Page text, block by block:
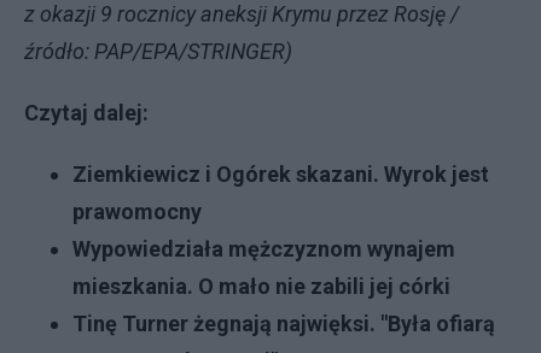
z okazji 9 rocznicy aneksji Krymu przez Rosję /
źródło: PAP/EPA/STRINGER)
Czytaj dalej:
Ziemkiewicz i Ogórek skazani. Wyrok jest
prawomocny
Wypowiedziała mężczyznom wynajem
mieszkania. O mało nie zabili jej córki
Tinę Turner żegnają najwięksi. "Była ofiarą